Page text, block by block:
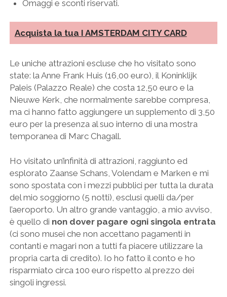
Omaggi e sconti riservati.
Acquista la tua I AMSTERDAM CITY CARD
Le uniche attrazioni escluse che ho visitato sono
state: la Anne Frank Huis (16,00 euro), il Koninklijk
Paleis (Palazzo Reale) che costa 12,50 euro e la
Nieuwe Kerk, che normalmente sarebbe compresa,
ma ci hanno fatto aggiungere un supplemento di 3,50
euro per la presenza al suo interno di una mostra
temporanea di Marc Chagall.
Ho visitato un’infinità di attrazioni, raggiunto ed
esplorato Zaanse Schans, Volendam e Marken e mi
sono spostata con i mezzi pubblici per tutta la durata
del mio soggiorno (5 notti), esclusi quelli da/per
l’aeroporto. Un altro grande vantaggio, a mio avviso,
è quello di non dover pagare ogni singola entrata
(ci sono musei che non accettano pagamenti in
contanti e magari non a tutti fa piacere utilizzare la
propria carta di credito). Io ho fatto il conto e ho
risparmiato circa 100 euro rispetto al prezzo dei
singoli ingressi.